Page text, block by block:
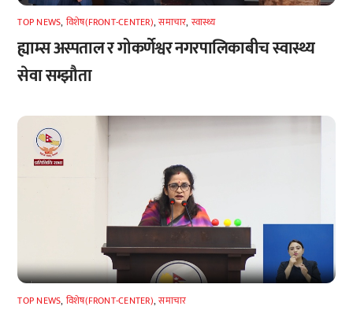
TOP NEWS, विशेष(FRONT-CENTER),समाचार, स्वास्थ्य
ह्याम्स अस्पताल र गोकर्णेश्वर नगरपालिकाबीच स्वास्थ्य
सेवा सम्झौता
TOP NEWS, विशेष(FRONT-CENTER),समाचार